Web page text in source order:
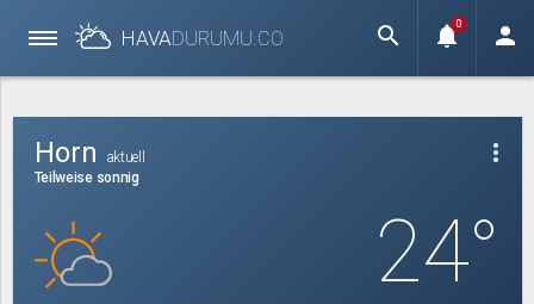
HAVADURUMU.CO search notifications
0 person
more_vert
Horn
aktuell
Teilweise sonnig
24°